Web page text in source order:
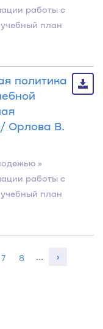
работы с
план
политика
Орлова В.
»
работы с
план
7 8 … ›